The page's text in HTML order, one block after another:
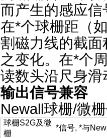
而产生的感应信
在*个球栅距（
割磁力线的截
之变化。在*个
读数头沿尺身
输出信号兼容
Newall球栅/微
球栅S2G及微
栅
*信号, *与